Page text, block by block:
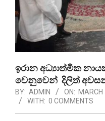
ඉරාන අධ්‍යාත්මික
වෙනුවෙන් දිලිත්
BY: ADMIN ON:
WITH: 0 COMMENTS